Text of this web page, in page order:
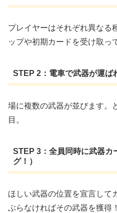
プレイヤーはそれぞれ異なる
ップや初期カードを受け取っ
STEP 2：電車で武器が運ば
場に複数の武器が並びます。
目。
STEP 3：全員同時に武器カ
グ！）
ほしい武器の位置を宣言して
ぶらなければその武器を獲得！